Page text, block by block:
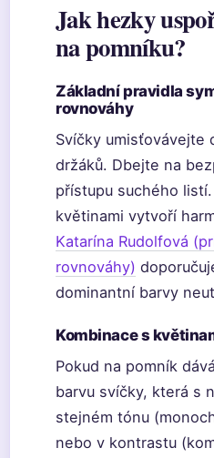
Jak hezky
na pomníku?
Základní pravidla
rovnováhy
Svíčky umisťovávejte
držáků. Dbejte na
přístupu suchého
květinami vytvoří
Katarína Rudolfová
rovnováhy)
dominantní barvy
Kombinace s
Pokud na pomník
barvu svíčky, která s
stejném tónu
nebo v kontrastu